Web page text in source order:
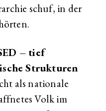
schuf, in der
– tief
Strukturen
als nationale
Volk im